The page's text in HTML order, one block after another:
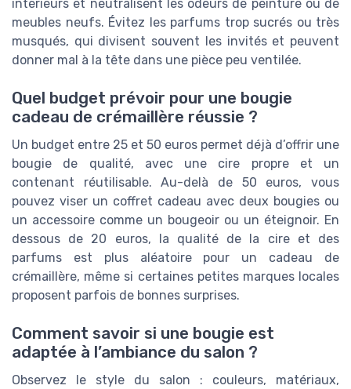
intérieurs et neutralisent les odeurs de peinture ou de
meubles neufs. Évitez les parfums trop sucrés ou très
musqués, qui divisent souvent les invités et peuvent
donner mal à la tête dans une pièce peu ventilée.
Quel budget prévoir pour une bougie
cadeau de crémaillère réussie ?
Un budget entre 25 et 50 euros permet déjà d’offrir une
bougie de qualité, avec une cire propre et un
contenant réutilisable. Au-delà de 50 euros, vous
pouvez viser un coffret cadeau avec deux bougies ou
un accessoire comme un bougeoir ou un éteignoir. En
dessous de 20 euros, la qualité de la cire et des
parfums est plus aléatoire pour un cadeau de
crémaillère, même si certaines petites marques locales
proposent parfois de bonnes surprises.
Comment savoir si une bougie est
adaptée à l’ambiance du salon ?
Observez le style du salon : couleurs, matériaux,